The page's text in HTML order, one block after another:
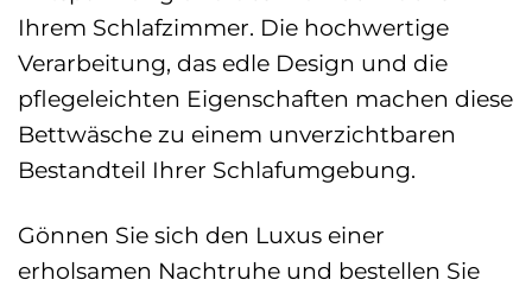
Ihrem Schlafzimmer. Die hochwertige
Verarbeitung, das edle Design und die
pflegeleichten Eigenschaften machen diese
Bettwäsche zu einem unverzichtbaren
Bestandteil Ihrer Schlafumgebung.
Gönnen Sie sich den Luxus einer
erholsamen Nachtruhe und bestellen Sie